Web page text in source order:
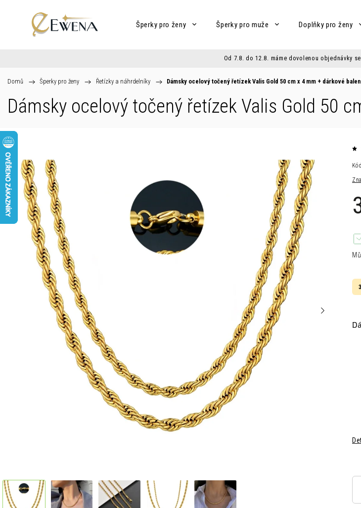
Šperky pro ženy Šperky pro muže Doplňky pro ženy
Od 7.8. do 12.8. máme dovolenou objednávky
Domů / Šperky pro ženy / Řetízky a náhrdelníky / Dámsky ocelový točený řetízek Valis Gold 50 cm x 4 mm + dárkové
Dámsky ocelový točený řetízek Valis Gold 50